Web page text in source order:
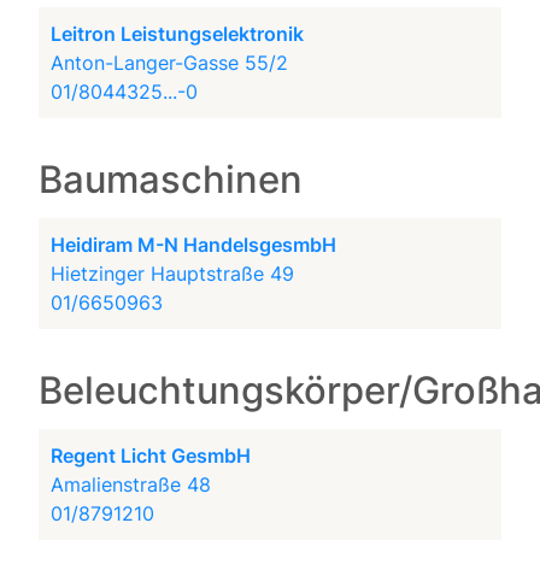
Leitron Leistungselektronik
Anton-Langer-Gasse 55/2
01/8044325...-0
Baumaschinen
Heidiram M-N HandelsgesmbH
Hietzinger Hauptstraße 49
01/6650963
Beleuchtungskörper/
Regent Licht GesmbH
Amalienstraße 48
01/8791210